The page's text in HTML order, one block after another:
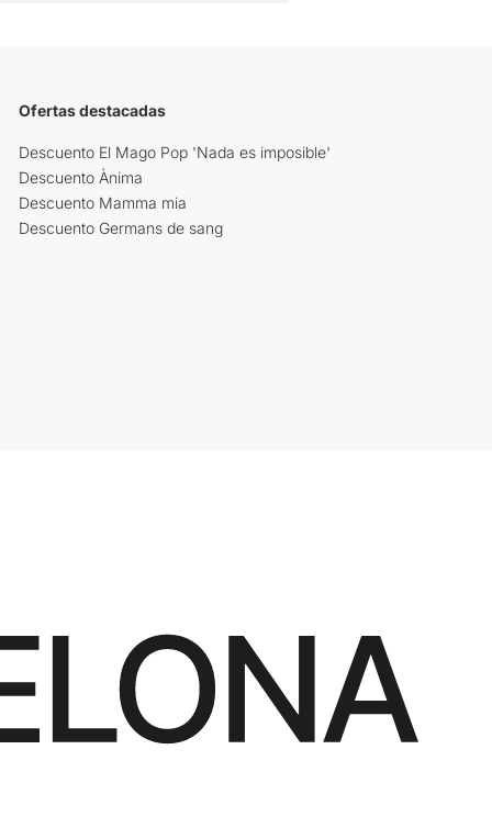
Ofertas destacadas
Descuento El Mago Pop 'Nada es imposible'
Descuento Ànima
Descuento Mamma mia
Descuento Germans de sang